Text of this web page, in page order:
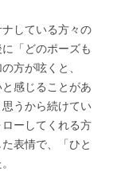
している方々の
「どのポーズも
方が呟くと、
感じることがあ
うから続けてい
ーしてくれる方
表情で、「ひと